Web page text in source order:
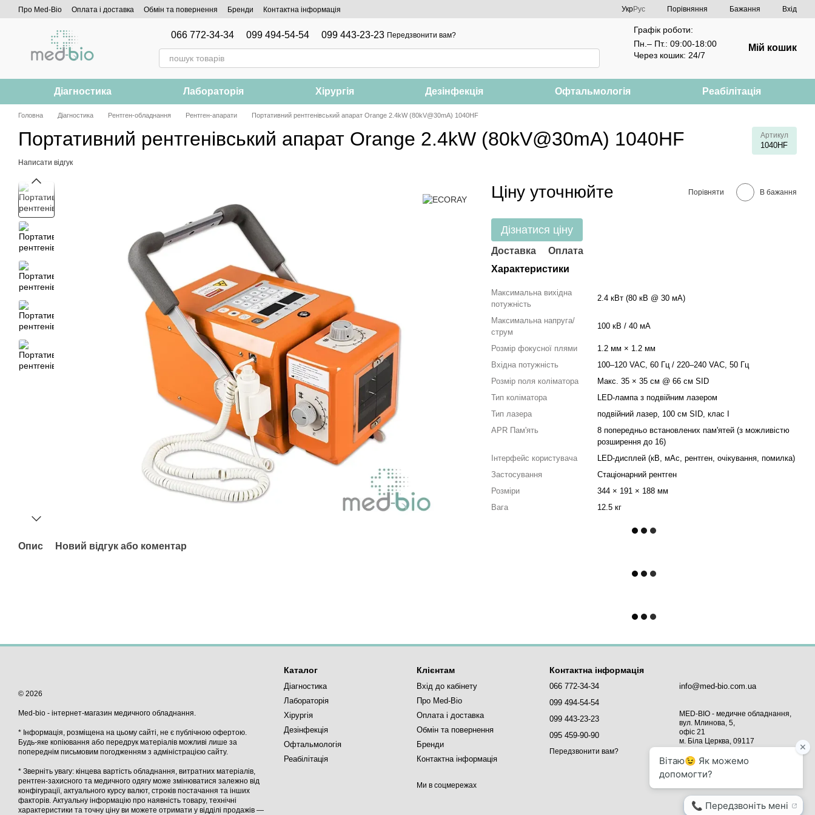
Перейти до основного контенту
Про Med-Bio Оплата і доставка Обмін та повернення Бренди Контактна інформація УкрРус Порівняння Бажання Вхід
066 772-34-34 099 494-54-54 099 443-23-23 Передзвонити вам?
Графік роботи:
Пн.– Пт.: 09:00-18:00
Через кошик: 24/7
Мій кошик
Діагностика Лабораторія Хірургія Дезінфекція Офтальмологія Реабілітація
Головна Діагностика Рентген-обладнання Рентген-апарати Портативний рентгенівський апарат Orange 2.4kW (80kV@30mA) 1040HF
Портативний рентгенівський апарат Orange 2.4kW (80kV@30mA) 1040HF Артикул
1040HF
Написати відгук
Опис Новий відгук або коментар
Ціну уточнюйте Порівняти В бажання
Дізнатися ціну
Доставка
Оплата
Характеристики
Максимальна вихідна
потужність
2.4 кВт (80 кВ @ 30 мА)
Максимальна напруга/
струм
100 кВ / 40 мА
Розмір фокусної плями
1.2 мм × 1.2 мм
Вхідна потужність
100–120 VAC, 60 Гц / 220–240 VAC, 50 Гц
Розмір поля коліматора
Макс. 35 × 35 см @ 66 см SID
Тип коліматора
LED-лампа з подвійним лазером
Тип лазера
подвійний лазер, 100 см SID, клас I
APR Пам'ять
8 попередньо встановлених пам'ятей (з можливістю
розширення до 16)
Інтерфейс користувача
LED-дисплей (кВ, мАс, рентген, очікування, помилка)
Застосування
Стаціонарний рентген
Розміри
344 × 191 × 188 мм
Вага
12.5 кг
© 2026
Med-bio - інтернет-магазин медичного обладнання.
* Інформація, розміщена на цьому сайті, не є публічною офертою.
Будь-яке копіювання або передрук матеріалів можливі лише за
попереднім письмовим погодженням з адміністрацією сайту.
* Зверніть увагу: кінцева вартість обладнання, витратних матеріалів,
рентген-захисного та медичного одягу може змінюватися залежно від
конфігурації, актуального курсу валют, строків постачання та інших
факторів. Актуальну інформацію про наявність товару, технічні
характеристики та точну ціну ви можете отримати у відділі продажів —
Каталог
Діагностика
Лабораторія
Хірургія
Дезінфекція
Офтальмологія
Реабілітація
Клієнтам
Вхід до кабінету
Про Med-Bio
Оплата і доставка
Обмін та повернення
Бренди
Контактна інформація
Ми в соцмережах
Контактна інформація
066 772-34-34
099 494-54-54
099 443-23-23
095 459-90-90
Передзвонити вам?
info@med-bio.com.ua
MED-BIO - медичне обладнання,
вул. Млинова, 5,
офіс 21
м. Біла Церква, 09117
Мапа проїзду